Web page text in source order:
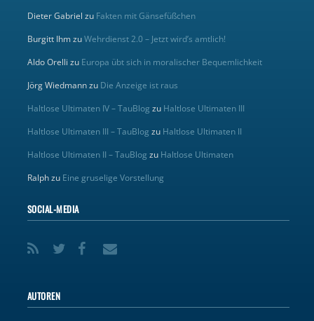
Dieter Gabriel zu Fakten mit Gänsefüßchen
Burgitt IhmzuWehrdienst 2.0 – Jetzt wird’s amtlich!
Aldo Orelli zu Europa übt sich in moralischer Bequemlichkeit
Jörg Wiedmannzu Die Anzeige ist raus
Haltlose Ultimaten IV – TauBlog zu Haltlose Ultimaten III
Haltlose Ultimaten III – TauBlog zu Haltlose Ultimaten II
Haltlose Ultimaten II – TauBlog zu Haltlose Ultimaten
Ralphzu Eine gruselige Vorstellung
SOCIAL-MEDIA
AUTOREN